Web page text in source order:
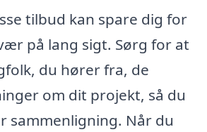
tilbud kan spare dig for
på lang sigt. Sørg for at
du hører fra, de
om dit projekt, så du
sammenligning. Når du